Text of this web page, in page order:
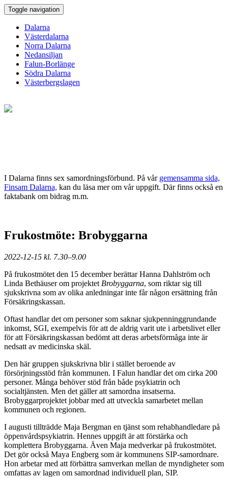
Toggle navigation
Dalarna
Västerdalarna
Norra Dalarna
Nedansiljan
Falun-Borlänge
Södra Dalarna
Västerbergslagen
I Dalarna finns sex samordningsförbund. På vår gemensamma sida,
Finsam Dalarna, kan du läsa mer om vår uppgift. Där finns också en
faktabank om bidrag m.m.
Frukostmöte: Brobyggarna
2022-12-15 kl. 7.30–9.00
På frukostmötet den 15 december berättar Hanna Dahlström och
Linda Bethäuser om projektet Brobyggarna, som riktar sig till
sjukskrivna som av olika anledningar inte får någon ersättning från
Försäkringskassan.
Oftast handlar det om personer som saknar sjukpenninggrundande
inkomst, SGI, exempelvis för att de aldrig varit ute i arbetslivet eller
för att Försäkringskassan bedömt att deras arbetsförmåga inte är
nedsatt av medicinska skäl.
Den här gruppen sjukskrivna blir i stället beroende av
försörjningsstöd från kommunen. I Falun handlar det om cirka 200
personer. Många behöver stöd från både psykiatrin och
socialtjänsten. Men det gäller att samordna insatserna.
Brobyggarprojektet jobbar med att utveckla samarbetet mellan
kommunen och regionen.
I augusti tillträdde Maja Bergman en tjänst som rehabhandledare på
öppenvårdspsykiatrin. Hennes uppgift är att förstärka och
komplettera Brobyggarna. Även Maja medverkar på frukostmötet.
Det gör också Maya Engberg som är kommunens SIP-samordnare.
Hon arbetar med att förbättra samverkan mellan de myndigheter som
omfattas av lagen om samordnad individuell plan, SIP.